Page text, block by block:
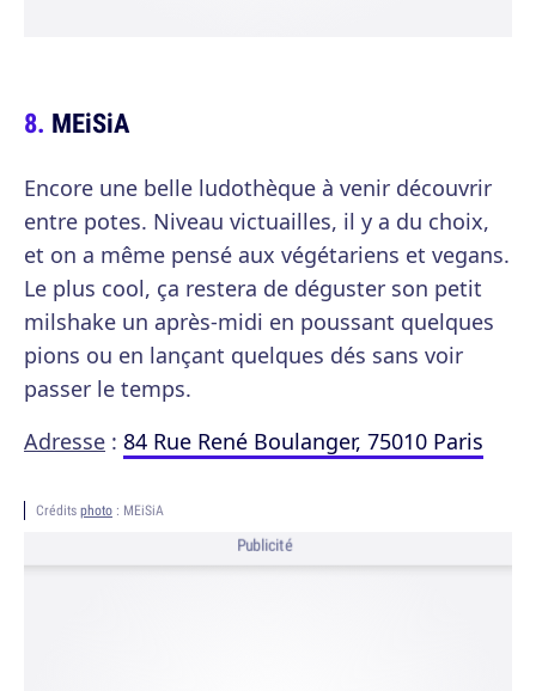
MEiSiA
Encore une belle ludothèque à venir découvrir
entre potes. Niveau victuailles, il y a du choix,
et on a même pensé aux végétariens et vegans.
Le plus cool, ça restera de déguster son petit
milshake un après-midi en poussant quelques
pions ou en lançant quelques dés sans voir
passer le temps.
Adresse : 84 Rue René Boulanger, 75010 Paris
Crédits photo : MEiSiA
Publicité